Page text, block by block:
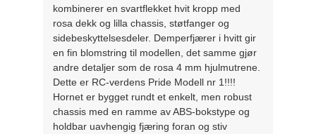
kombinerer en svartflekket hvit kropp med
rosa dekk og lilla chassis, støtfanger og
sidebeskyttelsesdeler. Demperfjærer i hvitt gir
en fin blomstring til modellen, det samme gjør
andre detaljer som de rosa 4 mm hjulmutrene.
Dette er RC-verdens Pride Modell nr 1!!!!
Hornet er bygget rundt et enkelt, men robust
chassis med en ramme av ABS-bokstype og
holdbar uavhengig fjæring foran og stiv